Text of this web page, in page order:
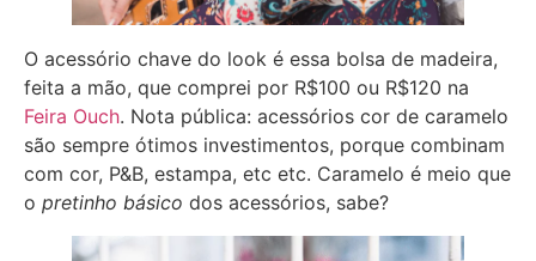
O acessório chave do look é essa bolsa de madeira,
feita a mão, que comprei por R$100 ou R$120 na
Feira Ouch. Nota pública: acessórios cor de caramelo
são sempre ótimos investimentos, porque combinam
com cor, P&B, estampa, etc etc. Caramelo é meio que
o pretinho básico dos acessórios, sabe?